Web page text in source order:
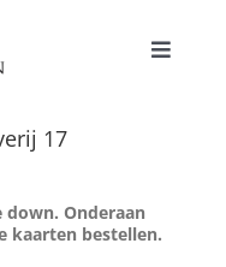
Toggle
17
down. Onderaan
kaarten bestellen.